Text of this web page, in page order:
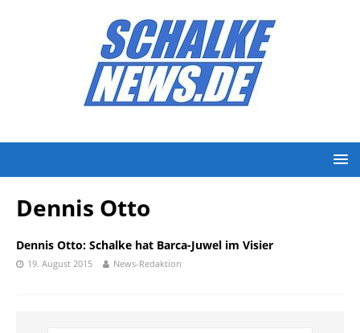
Dennis Otto
Dennis Otto: Schalke hat Barca-Juwel im Visier
19. August 2015 News-Redaktion